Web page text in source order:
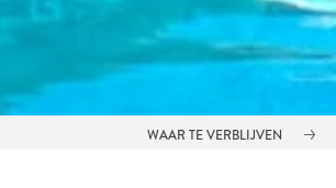
WAAR TE VERBLIJVEN